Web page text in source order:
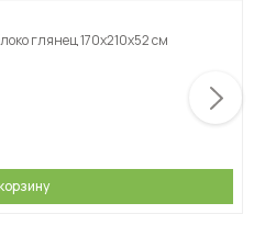
глянец 170х210х52 см